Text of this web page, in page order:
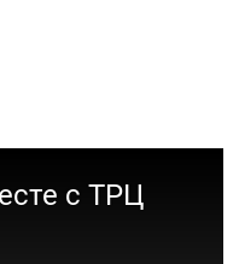
с ТРЦ